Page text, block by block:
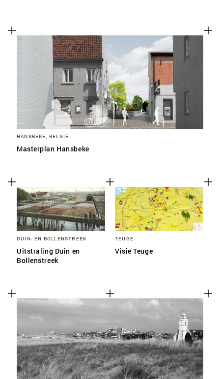
HANSBEKE, BELGIË
Masterplan Hansbeke
DUIN- EN BOLLENSTREEK
Uitstraling Duin en
Bollenstreek
TEUGE
Visie Teuge